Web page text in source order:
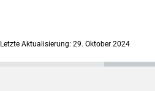
Letzte Aktualisierung: 29. Oktober 2024